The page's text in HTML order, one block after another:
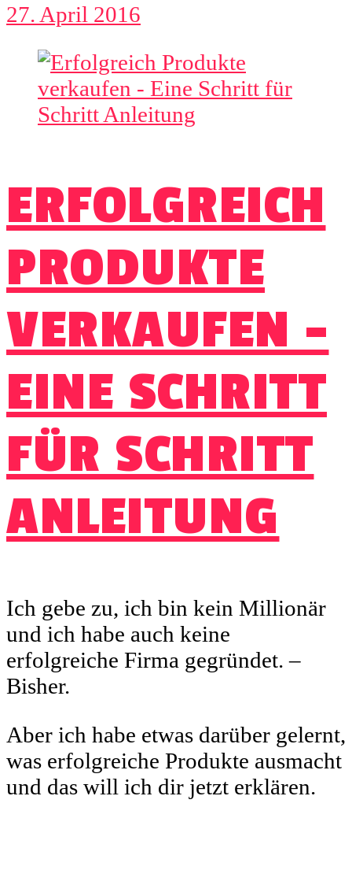
27. April 2016
ERFOLGREICH
PRODUKTE
VERKAUFEN –
EINE SCHRITT
FÜR SCHRITT
ANLEITUNG
Ich gebe zu, ich bin kein Millionär
und ich habe auch keine
erfolgreiche Firma gegründet. –
Bisher.
Aber ich habe etwas darüber gelernt,
was erfolgreiche Produkte ausmacht
und das will ich dir jetzt erklären.